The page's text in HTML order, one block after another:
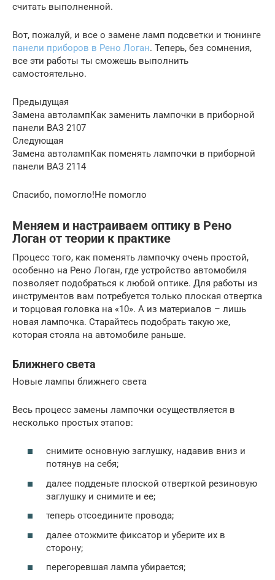
считать выполненной.
Вот, пожалуй, и все о замене ламп подсветки и тюнинге
панели приборов в Рено Логан. Теперь, без сомнения,
все эти работы ты сможешь выполнить
самостоятельно.
Предыдущая
Замена автолампКак заменить лампочки в приборной
панели ВАЗ 2107
Следующая
Замена автолампКак поменять лампочки в приборной
панели ВАЗ 2114
Спасибо, помогло!Не помогло
Меняем и настраиваем оптику в Рено
Логан от теории к практике
Процесс того, как поменять лампочку очень простой,
особенно на Рено Логан, где устройство автомобиля
позволяет подобраться к любой оптике. Для работы из
инструментов вам потребуется только плоская отвертка
и торцовая головка на «10». А из материалов – лишь
новая лампочка. Старайтесь подобрать такую же,
которая стояла на автомобиле раньше.
Ближнего света
Новые лампы ближнего света
Весь процесс замены лампочки осуществляется в
несколько простых этапов:
снимите основную заглушку, надавив вниз и
потянув на себя;
далее подденьте плоской отверткой резиновую
заглушку и снимите и ее;
теперь отсоедините провода;
далее отожмите фиксатор и уберите их в
сторону;
перегоревшая лампа убирается;